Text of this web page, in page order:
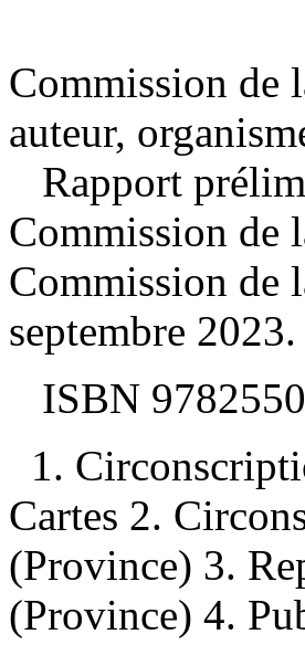
Commission de
auteur,
Rapport
Commission de
Commission de
septembre
ISBN
1.
Cartes 2.
(Province) 3.
(Province) 4.